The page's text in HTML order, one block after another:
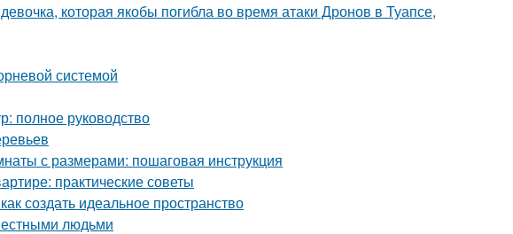
которая якобы погибла во время атаки Дронов в Туапсе,
системой
полное руководство
с размерами: пошаговая инструкция
практические советы
создать идеальное пространство
людьми